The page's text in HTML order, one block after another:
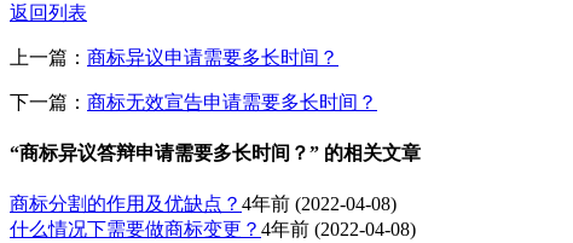
返回列表
上一篇： 商标异议申请需要多长时间？
下一篇： 商标无效宣告申请需要多长时间？
“商标异议答辩申请需要多长时间？” 的相关文章
商标分割的作用及优缺点？ 4年前 (2022-04-08)
什么情况下需要做商标变更？ 4年前 (2022-04-08)